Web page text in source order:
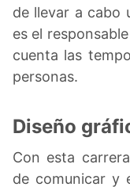
de llevar a cabo
es el
cuenta las
personas.
Diseño
Con esta
de comunicar y